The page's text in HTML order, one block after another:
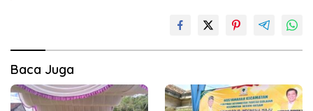
Baca Juga